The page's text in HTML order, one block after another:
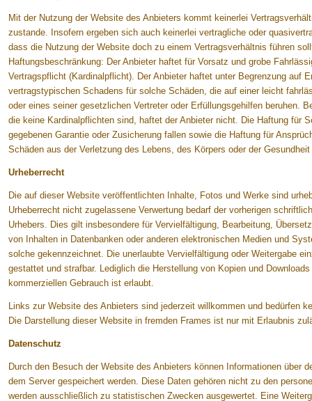
Mit der Nutzung der Website des Anbieters kommt keinerlei
zustande. Insofern ergeben sich auch keinerlei vertragliche oder
dass die Nutzung der Website doch zu einem Vertragsverhältnis führen
Haftungsbeschränkung: Der Anbieter haftet für Vorsatz und grobe
Vertragspflicht (Kardinalpflicht). Der Anbieter haftet unter Begrenzung auf
vertragstypischen Schadens für solche Schäden, die auf einer leicht
oder eines seiner gesetzlichen Vertreter oder Erfüllungsgehilfen beruhen.
die keine Kardinalpflichten sind, haftet der Anbieter nicht. Die Haftung für
gegebenen Garantie oder Zusicherung fallen sowie die Haftung für
Schäden aus der Verletzung des Lebens, des Körpers oder der
Urheberrecht
Die auf dieser Website veröffentlichten Inhalte, Fotos und Werke sind
Urheberrecht nicht zugelassene Verwertung bedarf der vorherigen
Urhebers. Dies gilt insbesondere für Vervielfältigung, Bearbeitung,
von Inhalten in Datenbanken oder anderen elektronischen Medien und
solche gekennzeichnet. Die unerlaubte Vervielfältigung oder Weitergabe
gestattet und strafbar. Lediglich die Herstellung von Kopien und
kommerziellen Gebrauch ist erlaubt.
Links zur Website des Anbieters sind jederzeit willkommen und bedürfen
Die Darstellung dieser Website in fremden Frames ist nur mit Erlaubnis
Datenschutz
Durch den Besuch der Website des Anbieters können Informationen über
dem Server gespeichert werden. Diese Daten gehören nicht zu den
werden ausschließlich zu statistischen Zwecken ausgewertet. Eine